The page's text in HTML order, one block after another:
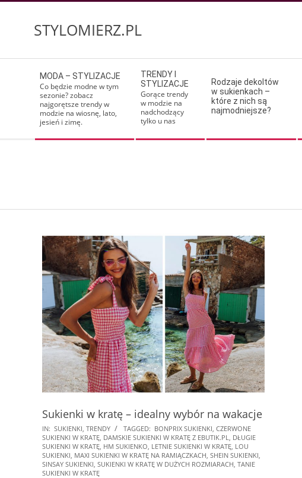
STYLOMIERZ.PL
Navigation
Menu
MODA – STYLIZACJE
Co będzie modne w tym
sezonie? zobacz
najgorętsze trendy w
modzie na wiosnę, lato,
jesień i zimę.
TRENDY I
STYLIZACJE
Gorące trendy
w modzie na
nadchodzący
tylko u nas
Rodzaje dekoltów
w sukienkach –
które z nich są
najmodniejsze?
Sukienki w kratę – idealny wybór na wakacje
2022-
07-
01
IN: SUKIENKI TRENDY TAGGED: BONPRIX SUKIENKI CZERWONE
SUKIENKI W KRATĘ DAMSKIE SUKIENKI W KRATĘ Z EBUTIK.PL
DŁUGIE
SUKIENKI W KRATĘ HM SUKIENKO LETNIE SUKIENKI W KRATĘ LOU
SUKIENKI MAXI SUKIENKI W KRATĘ NA RAMIĄCZKACH SHEIN SUKIENKI
SINSAY SUKIENKI SUKIENKI W KRATĘ W DUŻYCH ROZMIARACH TANIE
SUKIENKI W KRATĘ